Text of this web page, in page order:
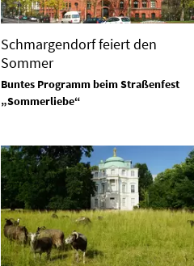
Schmargendorf feiert den
Sommer
Buntes Programm beim Straßenfest
„Sommerliebe“